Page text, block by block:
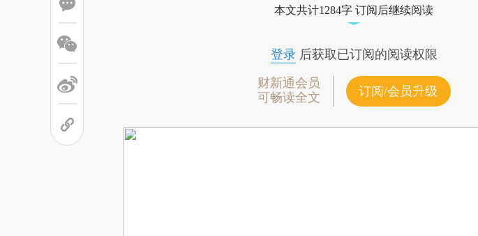
本文共计1284字 订阅后继续阅读
登录后获取已订阅的阅读权限
财新通会员
可畅读全文
订阅/会员升级